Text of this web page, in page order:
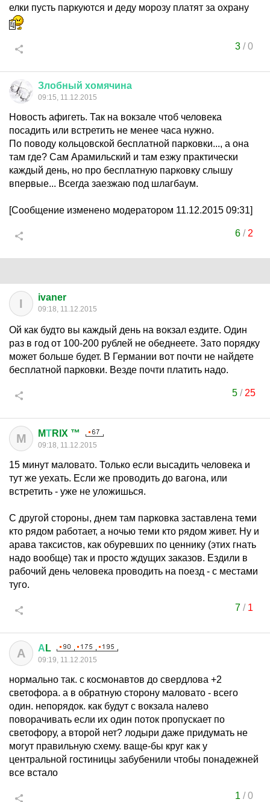
елки пусть паркуются и деду морозу платят за охрану
3/0
Злобный хомячина
09:15, 11.12.2015
Новость афигеть. Так на вокзале чтоб человека
посадить или встретить не менее часа нужно.
По поводу кольцовской бесплатной парковки..., а она
там где? Сам Арамильский и там езжу практически
каждый день, но про бесплатную парковку слышу
впервые... Всегда заезжаю под шлагбаум.
[Сообщение изменено модератором 11.12.2015 09:31]
6/ 2
I ivaner
09:18, 11.12.2015
Ой как будто вы каждый день на вокзал ездите. Один
раз в год от 100-200 рублей не обеднеете. Зато порядку
может больше будет. В Германии вот почти не найдете
бесплатной парковки. Везде почти платить надо.
5 / 25
M MТRIX ™
09:18, 11.12.2015
15 минут маловато. Только если высадить человека и
тут же уехать. Если же проводить до вагона, или
встретить - уже не уложишься.
С другой стороны, днем там парковка заставлена теми
кто рядом работает, а ночью теми кто рядом живет. Ну и
арава таксистов, как обуревших по ценнику (этих гнать
надо вообще) так и просто ждущих заказов. Ездили в
рабочий день человека проводить на поезд - с местами
туго.
7/ 1
А А L
09:19, 11.12.2015
нормально так. с космонавтов до свердлова +2
светофора. а в обратную сторону маловато - всего
один. непорядок. как будут с вокзала налево
поворачивать если их один поток пропускает по
светофору, а второй нет? лодыри даже придумать не
могут правильную схему. ваще-бы круг как у
центральной гостиницы забубенили чтобы понадежней
все встало
1 /0